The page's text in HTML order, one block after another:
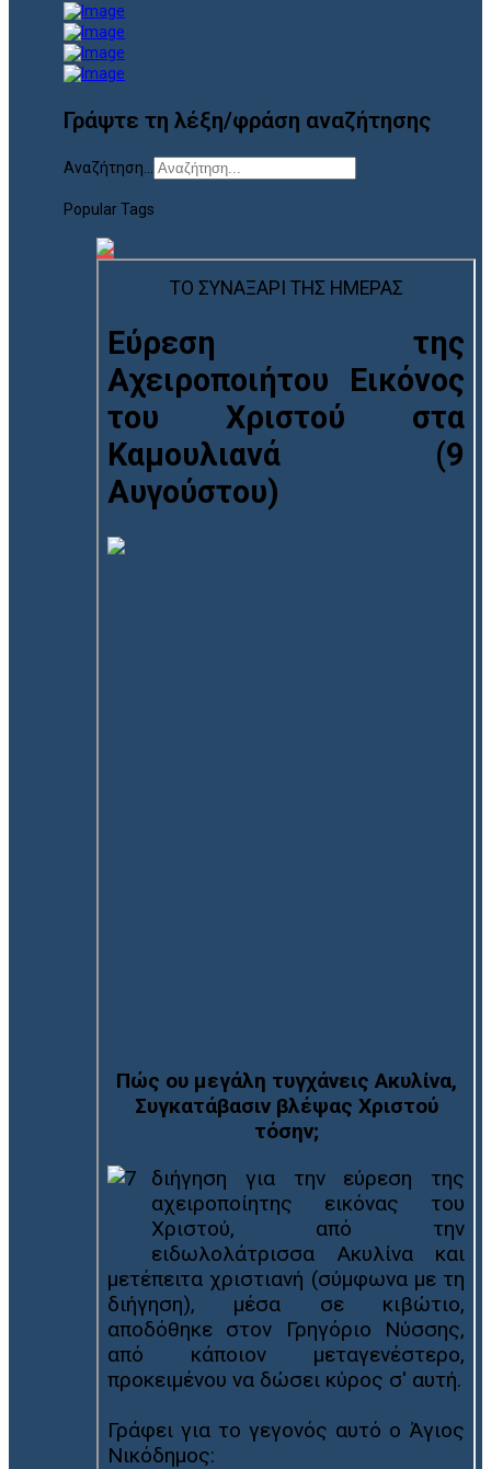
Γράψτε τη λέξη/φράση αναζήτησης
Αναζήτηση...
Popular Tags